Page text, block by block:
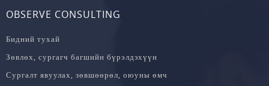
OBSERVE CONSULTING
Бидний тухай
Зөвлөх, сургагч багшийн бүрэлдэхүүн
Сургалт явуулах, зөвшөөрөл, оюуны өмч